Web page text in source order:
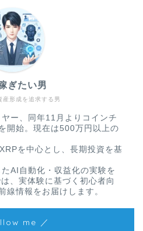
産形成を追求する男
ぎたい男
ー、同年11月よりコインチ
開始。現在は500万円以上の
を中心とし、長期投資を基
AI自動化・収益化の実験を
、実体験に基づく初心者向
線情報をお届けします。
me ／